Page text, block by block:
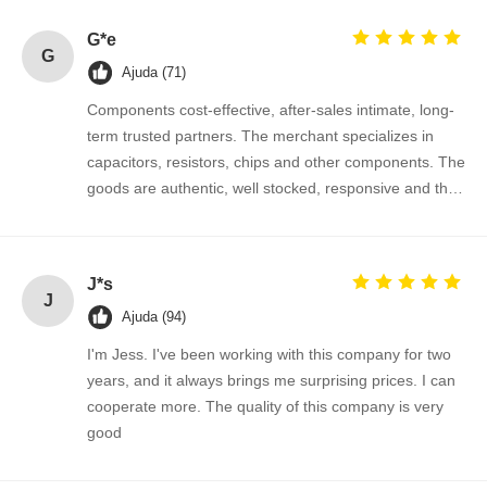
Circuito integrado IC
Capacitor cerâmico Multilayer
Diodo de proteção ESD
Retificador Diodo Schottky
Transistor do MOSFET
G
G*e
Ajuda (71)
Components cost-effective, after-sales intimate, long-
term trusted partners. The merchant specializes in
capacitors, resistors, chips and other components. The
goods are authentic, well stocked, responsive and the
J
J*s
Ajuda (94)
I'm Jess. I've been working with this company for two
years, and it always brings me surprising prices. I can
cooperate more. The quality of this company is very
good